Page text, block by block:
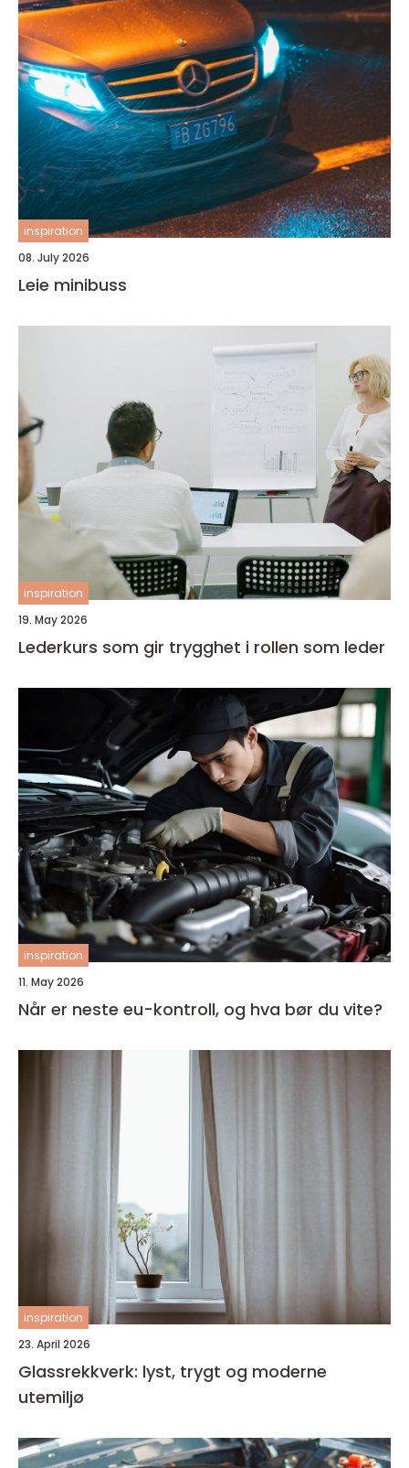
inspiration
08. July 2026
Leie minibuss
inspiration
19. May 2026
Lederkurs som gir trygghet i rollen som leder
inspiration
11. May 2026
Når er neste eu-kontroll, og hva bør du vite?
inspiration
23. April 2026
Glassrekkverk: lyst, trygt og moderne
utemiljø